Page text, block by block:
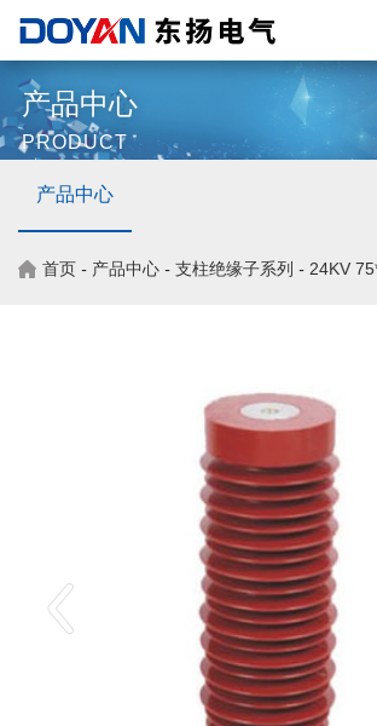
产品中心
PRODUCT
产品中心
首页 - 产品中心 - 支柱绝缘子系列 - 24KV